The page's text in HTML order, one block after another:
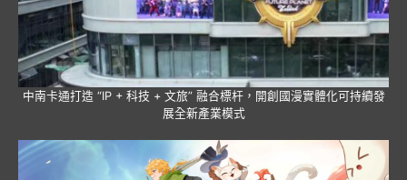
中南卡通打造 “IP + 科技 + 文旅” 融合標杆，開創國漫實體化可持續發
展全新產業模式